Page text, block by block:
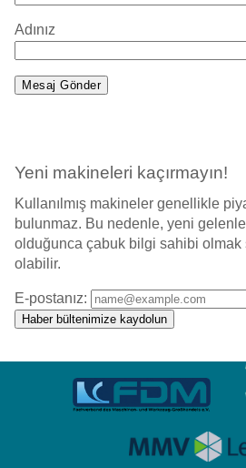
Adınız
Yeni makineleri kaçırmayın!
Kullanılmış makineler genellikle
bulunmaz. Bu nedenle, yeni
olduğunca çabuk bilgi sahibi olmak
olabilir.
E-postanız:
Haber bültenimize kaydolun